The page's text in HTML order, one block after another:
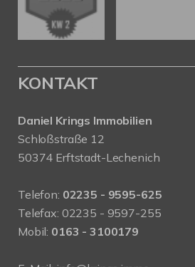
KONTAKT
Daniel Krings Immobilien
Schloßstraße 12
50374 Erftstadt-Lechenich
Telefon: 02235 - 9595-625
Telefax: 02235 - 9597-255
Mobil: 0163 - 3100179